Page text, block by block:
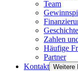
Team
Geschichte
Zahlen
Häufige
Partner
Kontakt Weitere